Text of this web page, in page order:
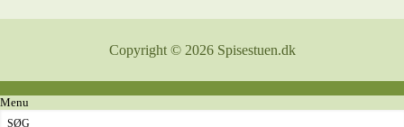
Copyright © 2026 Spisestuen.dk
Menu